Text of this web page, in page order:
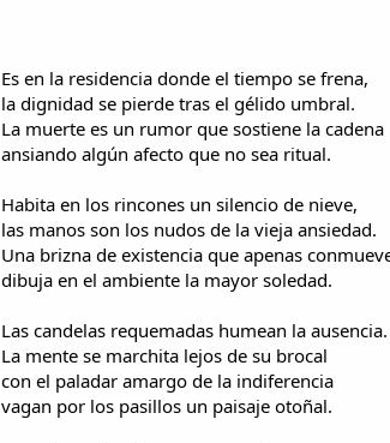
Es en la residencia donde el tiempo se frena,
la dignidad se pierde tras el gélido umbral.
La muerte es un rumor que sostiene la cadena
ansiando algún afecto que no sea ritual.
Habita en los rincones un silencio de nieve,
las manos son los nudos de la vieja ansiedad.
Una brizna de existencia que apenas
dibuja en el ambiente la mayor soledad.
Las candelas requemadas humean la ausencia.
La mente se marchita lejos de su brocal
con el paladar amargo de la indiferencia
vagan por los pasillos un paisaje otoñal.